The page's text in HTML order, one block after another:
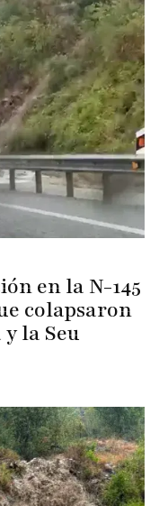
en la N-145
colapsaron
la Seu